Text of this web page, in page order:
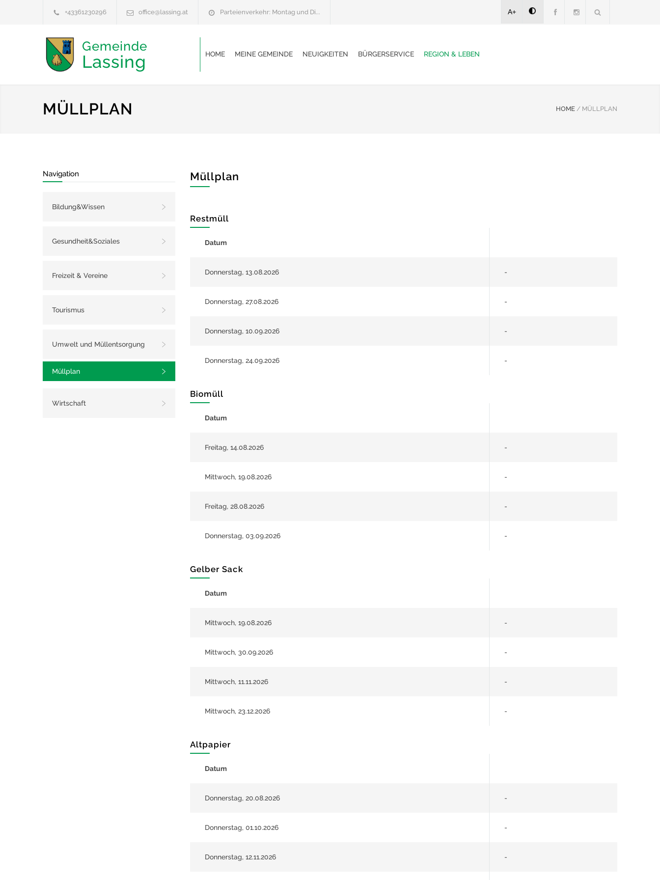
+43361230296 office@lassing.at Parteienverkehr: Montag und Di... A+
Gemeinde
Lassing HOME MEINE GEMEINDE NEUIGKEITEN BÜRGERSERVICE REGION & LEBEN
MÜLLPLAN HOME / MÜLLPLAN
Navigation
Bildung&Wissen
Gesundheit&Soziales
Freizeit & Vereine
Tourismus
Umwelt und Müllentsorgung
Müllplan
Wirtschaft
Müllplan
Restmüll
Datum
Donnerstag, 13.08.2026 -
Donnerstag, 27.08.2026 -
Donnerstag, 10.09.2026 -
Donnerstag, 24.09.2026 -
Biomüll
Datum
Freitag, 14.08.2026 -
Mittwoch, 19.08.2026 -
Freitag, 28.08.2026 -
Donnerstag, 03.09.2026 -
Gelber Sack
Datum
Mittwoch, 19.08.2026 -
Mittwoch, 30.09.2026 -
Mittwoch, 11.11.2026 -
Mittwoch, 23.12.2026 -
Altpapier
Datum
Donnerstag, 20.08.2026 -
Donnerstag, 01.10.2026 -
Donnerstag, 12.11.2026 -